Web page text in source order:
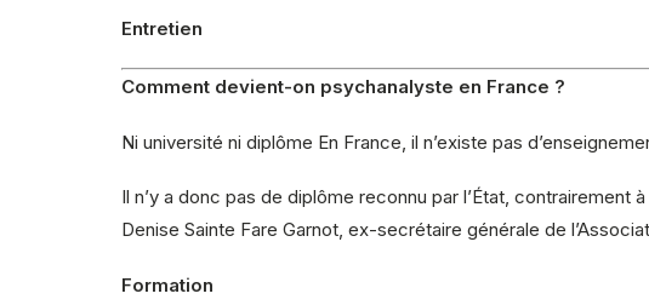
Entretien
Comment devient-on psychanalyste en France ?
Ni université ni diplôme En France, il n’existe pas
Il n’y a donc pas de diplôme reconnu par l’État, contrairement
Denise Sainte Fare Garnot, ex-secrétaire générale de
Formation